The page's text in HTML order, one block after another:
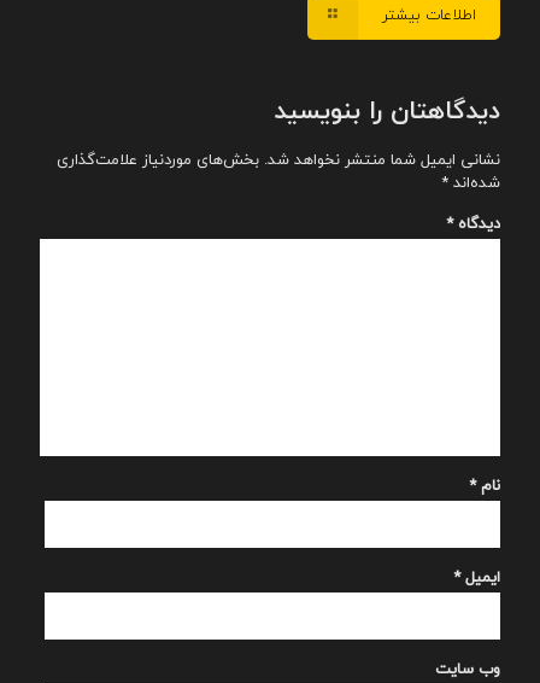
اطلاعات بیشتر
دیدگاهتان را بنویسید
نشانی ایمیل شما منتشر نخواهد شد. بخش‌های موردنیاز علامت‌گذاری
شده‌اند*
دیدگاه*
نام*
ایمیل*
وب‌ سایت